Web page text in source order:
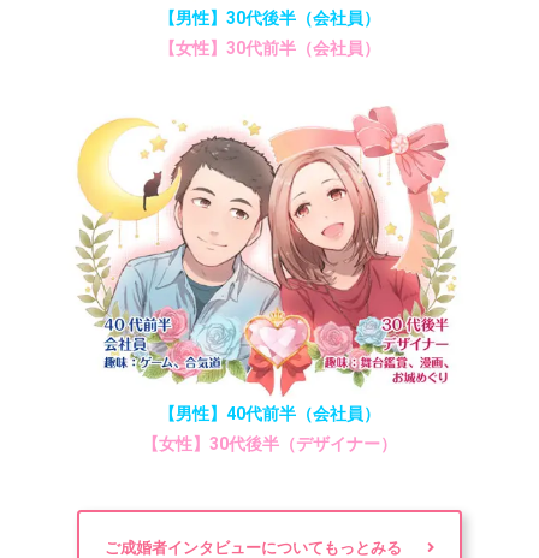
【男性】30代後半（会社員）
【女性】30代前半（会社員）
【男性】40代前半（会社員）
【女性】30代後半（デザイナー）
ご成婚者インタビューについてもっとみる